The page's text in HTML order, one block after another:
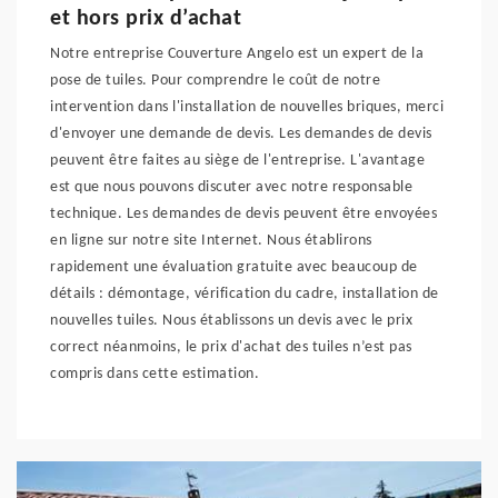
et hors prix d’achat
Notre entreprise Couverture Angelo est un expert de la
pose de tuiles. Pour comprendre le coût de notre
intervention dans l'installation de nouvelles briques, merci
d'envoyer une demande de devis. Les demandes de devis
peuvent être faites au siège de l'entreprise. L'avantage
est que nous pouvons discuter avec notre responsable
technique. Les demandes de devis peuvent être envoyées
en ligne sur notre site Internet. Nous établirons
rapidement une évaluation gratuite avec beaucoup de
détails : démontage, vérification du cadre, installation de
nouvelles tuiles. Nous établissons un devis avec le prix
correct néanmoins, le prix d'achat des tuiles n’est pas
compris dans cette estimation.